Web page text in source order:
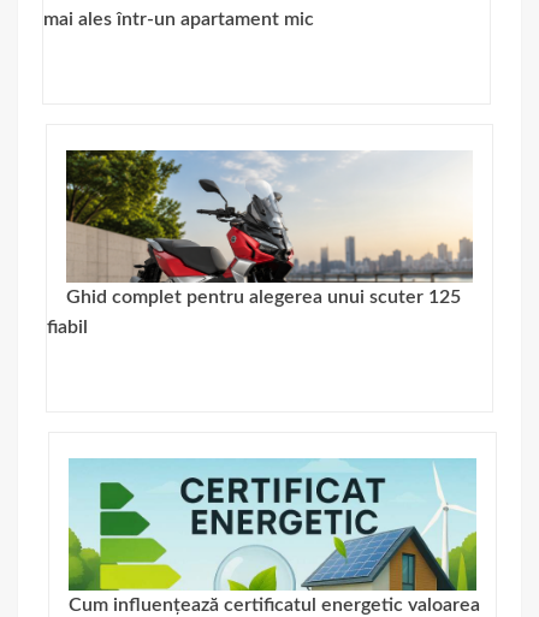
mai ales într-un apartament mic
Ghid complet pentru alegerea unui scuter 125
fiabil
Cum influențează certificatul energetic valoarea